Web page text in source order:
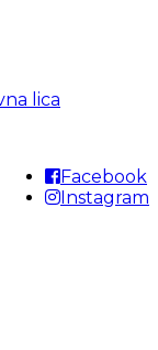
lica
Facebook
Instagram